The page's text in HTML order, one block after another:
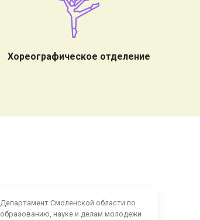
Хореографическое отделение
Департамент Смоленской области по
образованию, науке и делам молодежи